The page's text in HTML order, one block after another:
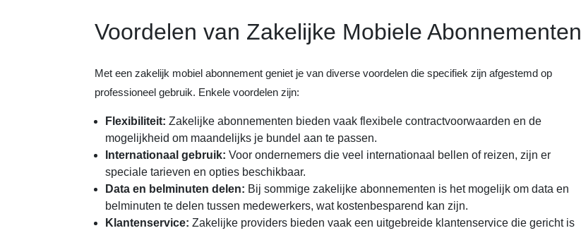
Voordelen van Zakelijke Mobiele Abonnementen
Met een zakelijk mobiel abonnement geniet je van diverse voordelen die specifiek zijn afgestemd op
professioneel gebruik. Enkele voordelen zijn:
Flexibiliteit: Zakelijke abonnementen bieden vaak flexibele contractvoorwaarden en de
mogelijkheid om maandelijks je bundel aan te passen.
Internationaal gebruik: Voor ondernemers die veel internationaal bellen of reizen, zijn er
speciale tarieven en opties beschikbaar.
Data en belminuten delen: Bij sommige zakelijke abonnementen is het mogelijk om data en
belminuten te delen tussen medewerkers, wat kostenbesparend kan zijn.
Klantenservice: Zakelijke providers bieden vaak een uitgebreide klantenservice die gericht is